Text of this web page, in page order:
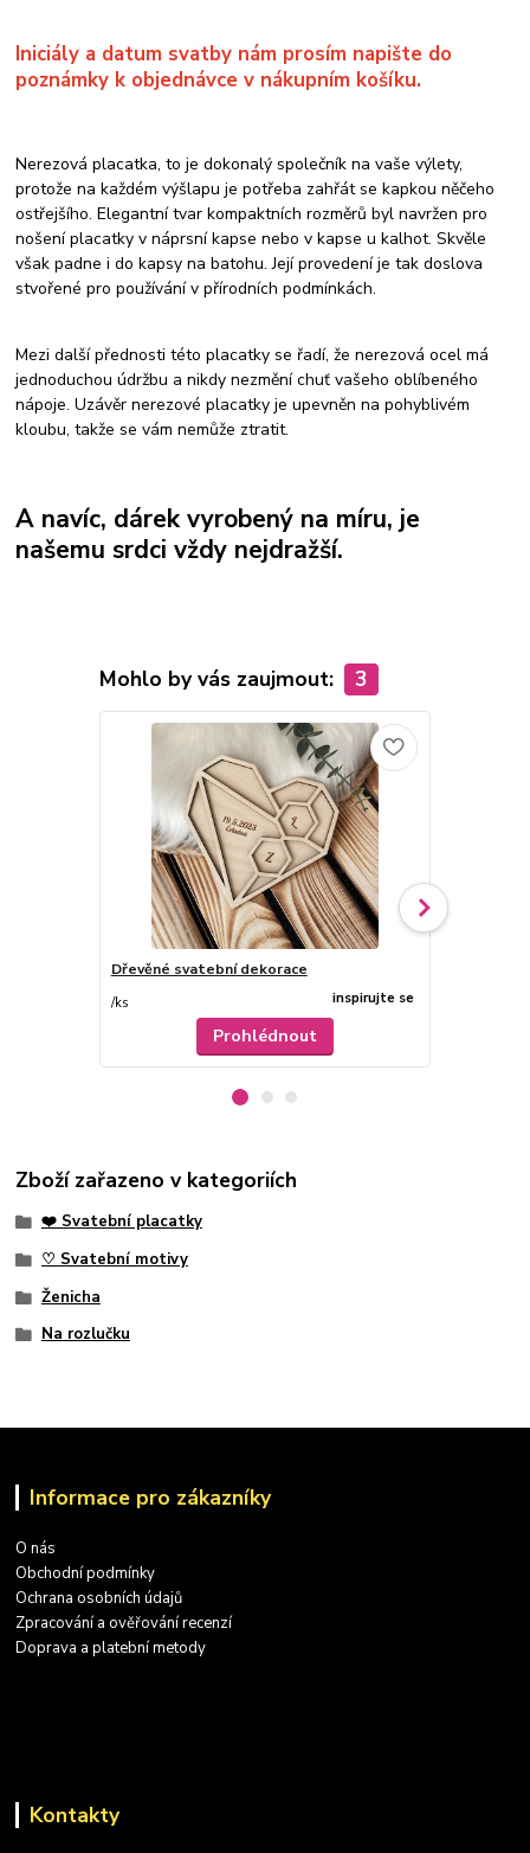
Iniciály a datum svatby nám prosím napište do
poznámky k objednávcev nákupním košíku.
Nerezová placatka, to je dokonalý společník na vaše výlety,
protože na každém výšlapu je potřeba zahřát se kapkou něčeho
ostřejšího. Elegantní tvar kompaktních rozměrů byl navržen pro
nošení placatky v náprsní kapse nebo v kapse u kalhot. Skvěle
však padne i do kapsy na batohu. Její provedení je tak doslova
stvořené pro používání v přírodních podmínkách.
Mezi další přednosti této placatky se řadí, že nerezová ocel má
jednoduchou údržbu a nikdy nezmění chuť vašeho oblíbeného
nápoje. Uzávěr nerezové placatky je upevněn na pohyblivém
kloubu, takže se vám nemůže ztratit.
A navíc, dárek vyrobený na míru, je
našemu srdci vždy nejdražší.
Mohlo by vás zaujmout: 3
Dřevěné svatební dekorace
/ks inspirujte se
Prohlédnout
Zboží zařazeno v kategoriích
❤️ Svatební placatky
♡ Svatební motivy
Ženicha
Na rozlučku
Informace pro zákazníky
O nás
Obchodní podmínky
Ochrana osobních údajů
Zpracování a ověřování recenzí
Doprava a platební metody
Kontakty